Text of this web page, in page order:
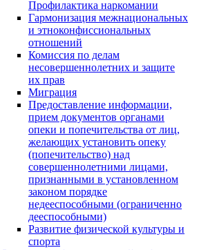
Профилактика наркомании
Гармонизация межнациональных
и этноконфиссиональных
отношений
Комиссия по делам
несовершеннолетних и защите
их прав
Миграция
Предоставление информации,
прием документов органами
опеки и попечительства от лиц,
желающих установить опеку
(попечительство) над
совершеннолетними лицами,
признанными в установленном
законом порядке
недееспособными (ограниченно
дееспособными)
Развитие физической культуры и
спорта